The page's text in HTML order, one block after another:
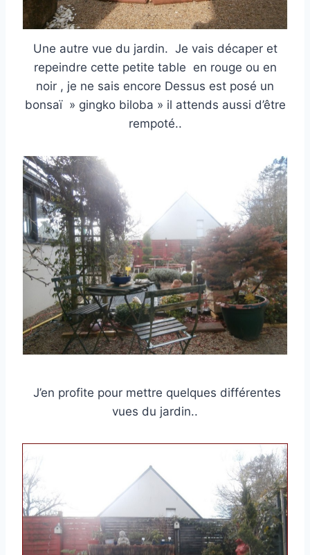
Une autre vue du jardin. Je vais décaper et
repeindre cette petite table en rouge ou en
noir , je ne sais encore Dessus est posé un
bonsaï » gingko biloba » il attends aussi d’être
rempoté..
J’en profite pour mettre quelques différentes
vues du jardin..